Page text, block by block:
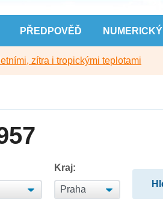
PŘEDPOVĚĎ NUMERICKÝ
zítra i tropickými teplotami
Kraj: